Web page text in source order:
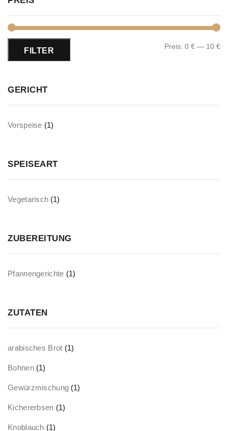
FILTER Preis: 0 € — 10 €
GERICHT
Vorspeise (1)
SPEISEART
Vegetarisch (1)
ZUBEREITUNG
Pfannengerichte (1)
ZUTATEN
arabisches Brot (1)
Bohnen (1)
Gewürzmischung (1)
Kichererbsen (1)
Knoblauch (1)